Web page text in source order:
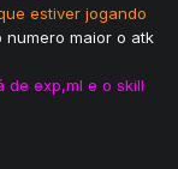
estiver jogando
numero maior o atk
exp,ml e o skill